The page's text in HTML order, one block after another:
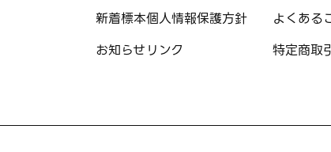
新着標本
お知らせ
個人情報保護方針
リンク
よくある
特定商取